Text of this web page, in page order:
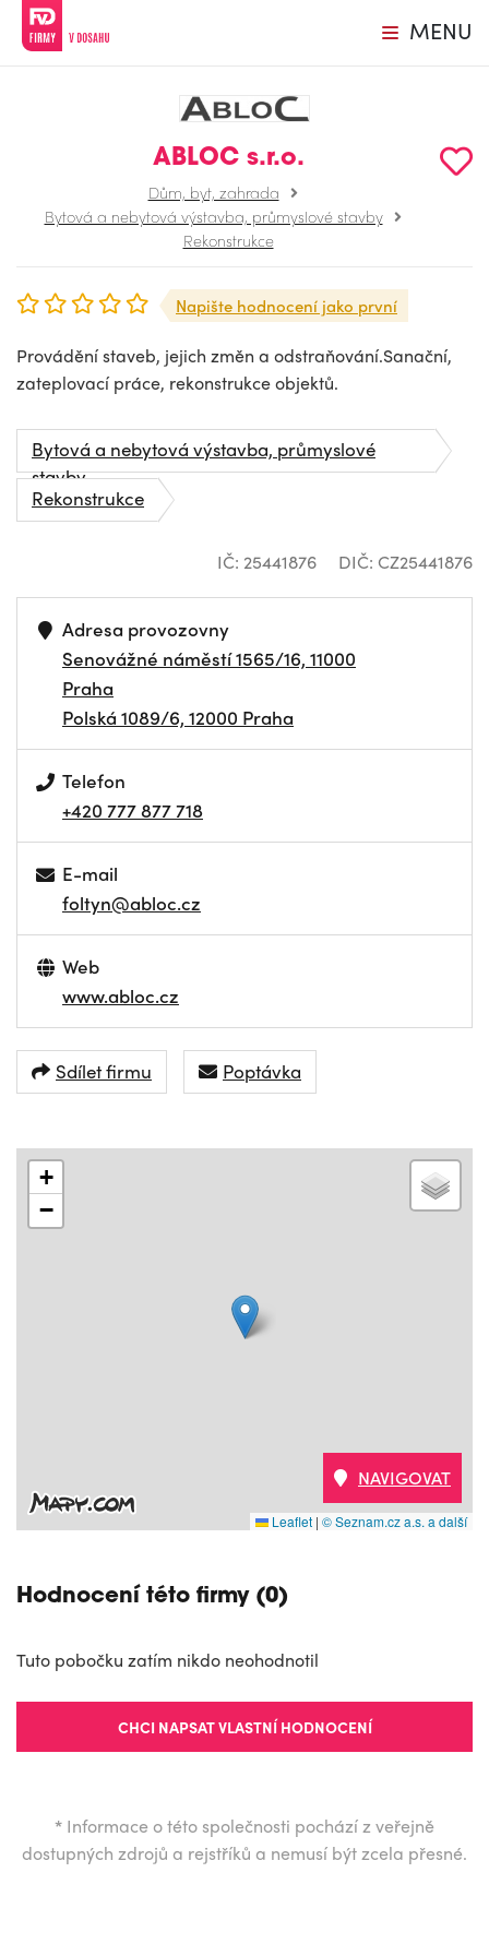
MENU
ABLOC s.r.o.
Dům, byt, zahrada
Bytová a nebytová výstavba, průmyslové stavby
Rekonstrukce
Napište hodnocení jako první
Provádění staveb, jejich změn a odstraňování.Sanační,
zateplovací práce, rekonstrukce objektů.
Bytová a nebytová výstavba, průmyslové
stavby
Rekonstrukce
IČ: 25441876 DIČ: CZ25441876
Adresa provozovny
Senovážné náměstí 1565/16, 11000
Praha
Polská 1089/6, 12000 Praha
Telefon
+420 777 877 718
E-mail
foltyn@abloc.cz
Web
www.abloc.cz
Sdílet firmu Poptávka
+
−
Leaflet | © Seznam.cz a.s. a další
NAVIGOVAT
Hodnocení této firmy (0)
Tuto pobočku zatím nikdo neohodnotil
CHCI NAPSAT VLASTNÍ HODNOCENÍ
* Informace o této společnosti pochází z veřejně
dostupných zdrojů a rejstříků a nemusí být zcela přesné.